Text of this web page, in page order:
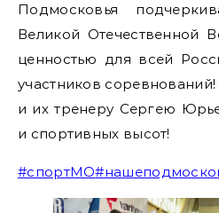
Подмосковья
Великой Отечественной
ценностью для всей
участников
и их тренеру Сергею
и спортивных высот!
#спортМО